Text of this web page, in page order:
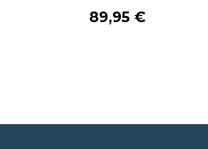
89,95 €